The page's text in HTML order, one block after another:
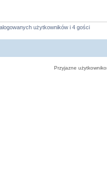
użytkowników i 4 gości
Przyjazne